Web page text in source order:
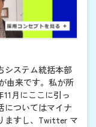
システム統括本部
由来です。私が所
月にここに引っ
についてはマイナ
ますし、Twitter マ